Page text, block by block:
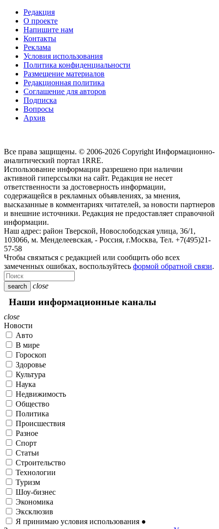
Редакция
О проекте
Напишите нам
Контакты
Реклама
Условия использования
Политика конфиденциальности
Размещение материалов
Редакционная политика
Соглашение для авторов
Подписка
Вопросы
Архив
Все права защищены. © 2006-2026 Copyright Информационно-
аналитический портал 1RRE.
Использование информации разрешено при наличии
активной гиперссылки на сайт. Редакция не несет
ответственности за достоверность информации,
содержащейся в рекламных объявлениях, за мнения,
высказанные в комментариях читателей, за новости партнеров
и внешние источники. Редакция не предоставляет справочной
информации.
Наш адрес: район Тверской, Новослободская улица, 36/1 ,
103066, м. Менделеевская, - Россия, г.Москва, Тел. +7(495)21-
57-58
Чтобы связаться с редакцией или сообщить обо всех
замеченных ошибках, воспользуйтесь формой обратной связи.
search close
Наши информационные каналы
close
Новости
Авто
В мире
Гороскоп
Здоровье
Культура
Наука
Недвижимость
Общество
Политика
Происшествия
Разное
Спорт
Статьи
Строительство
Технологии
Туризм
Шоу-бизнес
Экономика
Эксклюзив
Я принимаю условия использования ●